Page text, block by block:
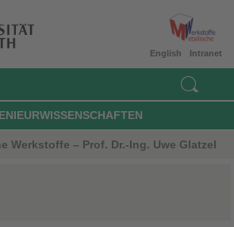
Intranet
English
Werkstoffe – Prof. Dr.-Ing. Uwe Glatzel